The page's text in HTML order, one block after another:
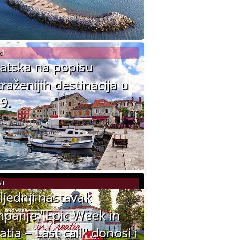
na popisu
destinacija u
nastavak
"Epic Week in
– Last call" donosi i